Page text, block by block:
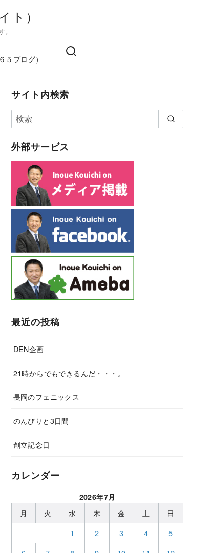
ト）
５ブログ）
サイト内検索
外部サービス
最近の投稿
DEN企画
21時からでもできるんだ・・・。
長岡のフェニックス
のんびりと3日間
創立記念日
カレンダー
2026年7月
月 火 水 木 金 土
日
1
2 3 4
5